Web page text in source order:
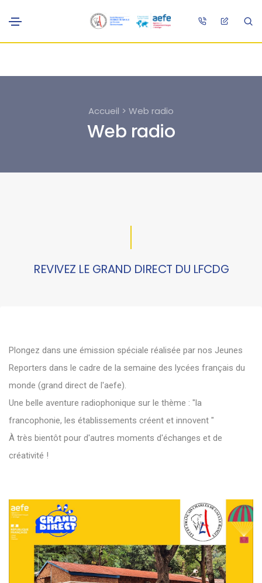
Accueil > Web radio
Web radio
REVIVEZ LE GRAND DIRECT DU LFCDG
Plongez dans une émission spéciale réalisée par nos Jeunes
Reporters dans le cadre de la semaine des lycées français du
monde (grand direct de l'aefe).
Une belle aventure radiophonique sur le thème : "la
francophonie, les établissements créent et innovent "
À très bientôt pour d'autres moments d'échanges et de
créativité !